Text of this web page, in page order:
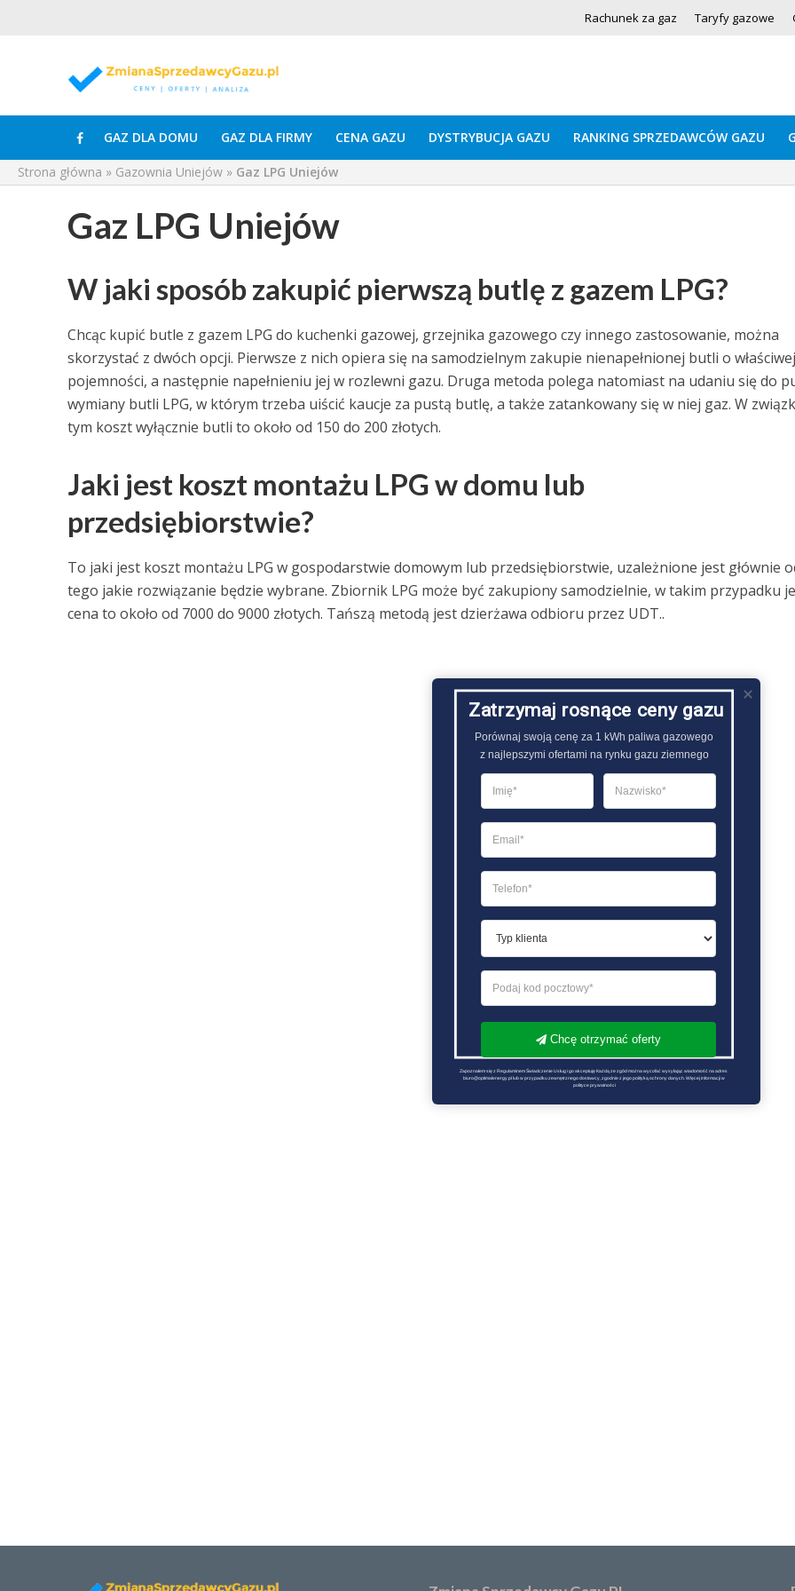
Rachunek za gaz Taryfy gazowe
GAZ DLA DOMU GAZ DLA FIRMY CENA GAZU DYSTRYBUCJA GAZU RANKING SPRZEDAWCÓW GAZU
Strona główna » Gazownia Uniejów » Gaz LPG Uniejów
Gaz LPG Uniejów
W jaki sposób zakupić pierwszą butlę z gazem LPG?
Chcąc kupić butle z gazem LPG do kuchenki gazowej, grzejnika gazowego czy innego zastosowanie, można
skorzystać z dwóch opcji. Pierwsze z nich opiera się na samodzielnym zakupie nienapełnionej butli o właściwej
pojemności, a następnie napełnieniu jej w rozlewni gazu. Druga metoda polega natomiast na udaniu się do
wymiany butli LPG, w którym trzeba uiścić kaucje za pustą butlę, a także zatankowany się w niej gaz. W
tym koszt wyłącznie butli to około od 150 do 200 złotych.
Jaki jest koszt montażu LPG w domu lub
przedsiębiorstwie?
To jaki jest koszt montażu LPG w gospodarstwie domowym lub przedsiębiorstwie, uzależnione jest głównie
tego jakie rozwiązanie będzie wybrane. Zbiornik LPG może być zakupiony samodzielnie, w takim przypadku
cena to około od 7000 do 9000 złotych. Tańszą metodą jest dzierżawa odbioru przez UDT..
Zatrzymaj rosnące ceny gazu
Porównaj swoją cenę za 1 kWh paliwa gazowego
z najlepszymi ofertami na rynku gazu ziemnego
Chcę otrzymać oferty
Zapoznałem się z Regulaminem Świadczenie Usług i go akceptuję Każdą ze zgód można wycofać wysyłając wiadomość na adres
biuro@optimalenergy.pl lub w przypadku zewnętrznego dostawcy, zgodnie z jego polityką ochrony danych. Więcej informacji w
polityce prywatności